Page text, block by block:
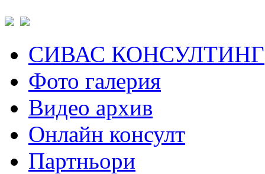
СИВАС КОНСУЛТИНГ
Фото галерия
Видео архив
Онлайн консулт
Партньори